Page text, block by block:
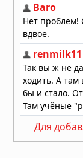
Для